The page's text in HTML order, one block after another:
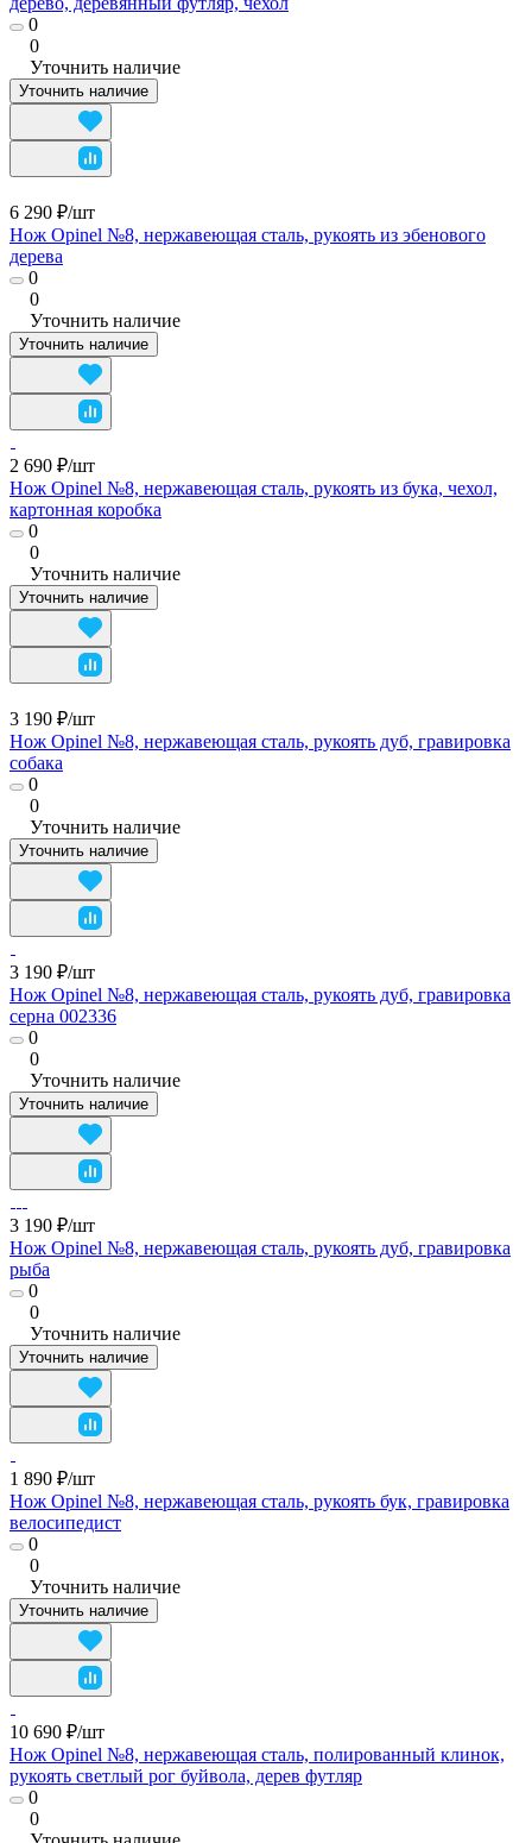
0
0
Уточнить наличие
Уточнить наличие
6 290 ₽/шт
Нож Opinel №8, нержавеющая сталь, рукоять из эбенового
дерева
0
0
Уточнить наличие
Уточнить наличие
2 690 ₽/шт
Нож Opinel №8, нержавеющая сталь, рукоять из бука, чехол,
картонная коробка
0
0
Уточнить наличие
Уточнить наличие
3 190 ₽/шт
Нож Opinel №8, нержавеющая сталь, рукоять дуб, гравировка
собака
0
0
Уточнить наличие
Уточнить наличие
3 190 ₽/шт
Нож Opinel №8, нержавеющая сталь, рукоять дуб, гравировка
серна 002336
0
0
Уточнить наличие
Уточнить наличие
3 190 ₽/шт
Нож Opinel №8, нержавеющая сталь, рукоять дуб, гравировка
рыба
0
0
Уточнить наличие
Уточнить наличие
1 890 ₽/шт
Нож Opinel №8, нержавеющая сталь, рукоять бук, гравировка
велосипедист
0
0
Уточнить наличие
Уточнить наличие
10 690 ₽/шт
Нож Opinel №8, нержавеющая сталь, полированный клинок,
рукоять светлый рог буйвола, дерев футляр
0
0